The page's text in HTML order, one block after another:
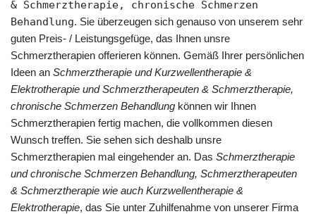
& Schmerztherapie, chronische Schmerzen
Behandlung. Sie überzeugen sich genauso von unserem sehr
guten Preis- / Leistungsgefüge, das Ihnen unsre
Schmerztherapien offerieren können. Gemäß Ihrer persönlichen
Ideen an Schmerztherapie und Kurzwellentherapie &
Elektrotherapie und Schmerztherapeuten & Schmerztherapie,
chronische Schmerzen Behandlung können wir Ihnen
Schmerztherapien fertig machen, die vollkommen diesen
Wunsch treffen. Sie sehen sich deshalb unsre
Schmerztherapien mal eingehender an. Das Schmerztherapie
und chronische Schmerzen Behandlung, Schmerztherapeuten
& Schmerztherapie wie auch Kurzwellentherapie &
Elektrotherapie, das Sie unter Zuhilfenahme von unserer Firma